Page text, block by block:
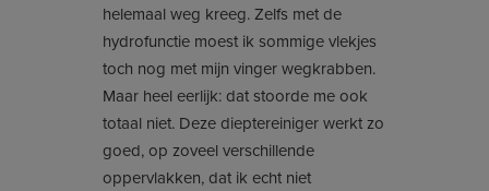
helemaal weg kreeg. Zelfs met de
hydrofunctie moest ik sommige vlekjes
toch nog met mijn vinger wegkrabben.
Maar heel eerlijk: dat stoorde me ook
totaal niet. Deze dieptereiniger werkt zo
goed, op zoveel verschillende
oppervlakken, dat ik echt niet